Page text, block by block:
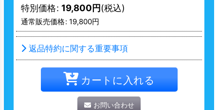
特別価格: 19,800円(税込)
通常販売価格: 19,800円
返品特約に関する重要事項
カートに入れる
お問い合わせ